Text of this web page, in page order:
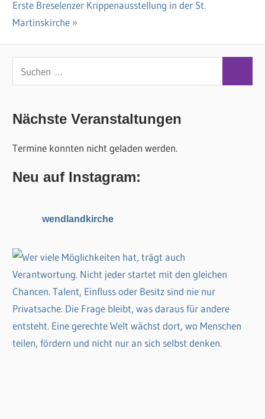
Nächster
Beitrag:
Erste Breselenzer Krippenausstellung in der St.
Martinskirche
u
h
n
a
Nächste Veranstaltungen
Termine konnten nicht geladen werden.
Neu auf Instagram:
wendlandkirche